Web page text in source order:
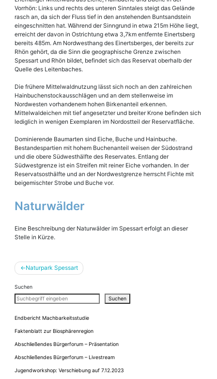
Vorrhön: Links und rechts des unteren Sinntales steigt das Gelände
rasch an, da sich der Fluss tief in den anstehenden Buntsandstein
eingeschnitten hat. Während der Sinngrund in etwa 215m Höhe liegt,
erreicht der davon in Ostrichtung etwa 3,7km entfernte Einertsberg
bereits 485m. Am Nordwesthang des Einertsberges, der bereits zur
Rhön gehört, da die Sinn die geographische Grenze zwischen
Spessart und Rhön bildet, befindet sich das Reservat oberhalb der
Quelle des Leitenbaches.
Die frühere Mittelwaldnutzung lässt sich noch an den zahlreichen
Hainbuchenstockausschlägen und an dem stellenweise im
Nordwesten vorhandenem hohen Birkenanteil erkennen.
Mittelwaldeichen mit tief angesetzter und breiter Krone befinden sich
lediglich in wenigen Exemplaren im Nordostteil der Reservatfläche.
Dominierende Baumarten sind Eiche, Buche und Hainbuche.
Bestandespartien mit hohem Buchenanteil weisen der Südostrand
und die obere Südwesthälfte des Reservates. Entlang der
Südwestgrenze ist ein Streifen mit reiner Eiche vorhanden. In der
Reservatsosthälfte und an der Nordwestgrenze herrscht Fichte mit
beigemischter Strobe und Buche vor.
Naturwälder
Eine Beschreibung der Naturwälder im Spessart erfolgt an dieser
Stelle in Kürze.
Beitragsnavigation
Naturpark Spessart
Suchen
Suchen
Endbericht Machbarkeitsstudie
Faktenblatt zur Biosphärenregion
Abschließendes Bürgerforum – Präsentation
Abschließendes Bürgerforum – Livestream
Jugendworkshop: Verschiebung auf 7.12.2023